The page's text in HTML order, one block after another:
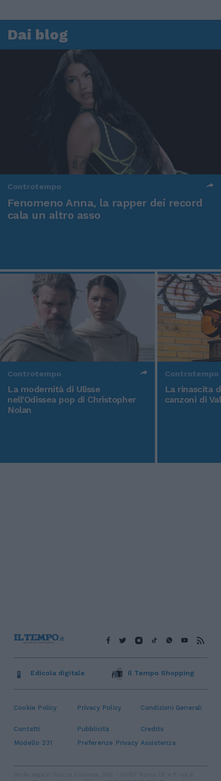
Dai blog
Controtempo
Fenomeno Anna, la rapper dei record
cala un altro asso
Controtempo
La modernità di Ulisse
nell'Odissea pop di Christopher
Nolan
Controtempo
La rinascita
canzoni di
Cookie Policy Privacy Policy Condizioni Generali
Contatti Pubblicità
Credits
Modello 231
Preferenze Privacy Assistenza
Edicola digitale Il Tempo Shopping